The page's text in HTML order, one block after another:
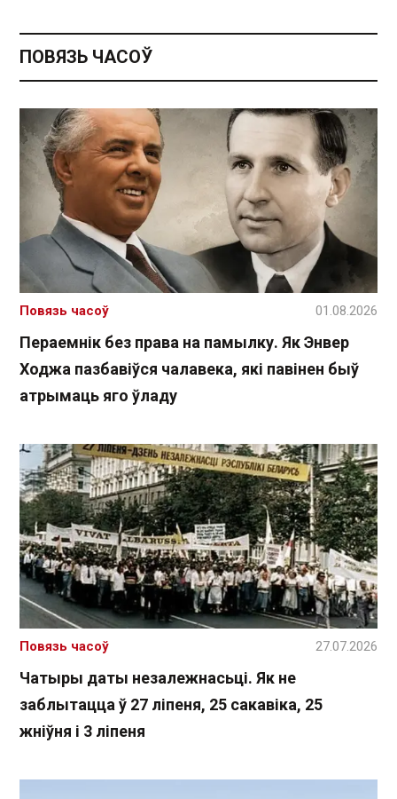
ПОВЯЗЬ ЧАСОЎ
Пераемнік без права на памылку. Як Энвер
Ходжа пазбавіўся чалавека, які павінен быў
атрымаць яго ўладу
Повязь часоў 01.08.2026
Чатыры даты незалежнасьці. Як не
заблытацца ў 27 ліпеня, 25 сакавіка, 25
жніўня і 3 ліпеня
Повязь часоў 27.07.2026